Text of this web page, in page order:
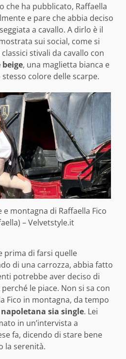
che ha pubblicato, Raffaella
e pare che abbia deciso
a cavallo. A dirlo è il
sui social, come si
stivali da cavallo con
, una maglietta bianca e
colore delle scarpe.
e montagna di Raffaella Fico
– Velvetstyle.it
prima di farsi quelle
di una carrozza, abbia fatto
potrebbe aver deciso di
le piace. Non si sa con
Fico in montagna, da tempo
napoletana sia single. Lei
in un’intervista a
fa, dicendo di stare bene
la serenità.